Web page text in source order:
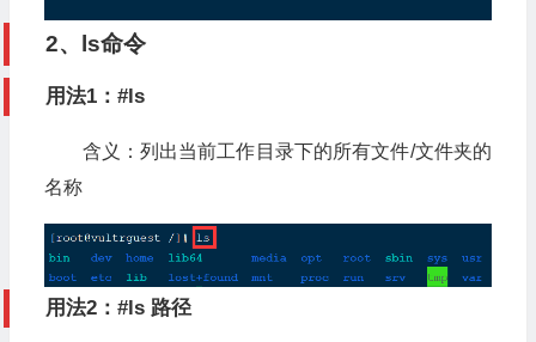
2、ls命令
用法1：#ls
含义：列出当前工作目录下的所有文件/文件夹的
名称
用法2：#ls 路径